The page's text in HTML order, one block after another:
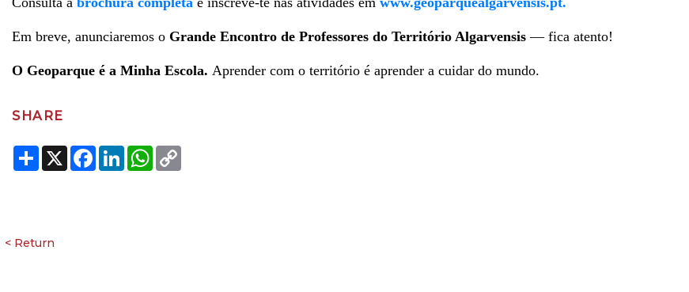
Em breve, anunciaremos o Grande Encontro de Professores do Território Algarvensis — fica atento!
O Geoparque é a Minha Escola. Aprender com o território é aprender a cuidar do mundo.
SHARE
Share
X Facebook
LinkedInWhatsApp